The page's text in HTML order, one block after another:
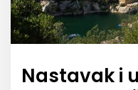
Nastavak i